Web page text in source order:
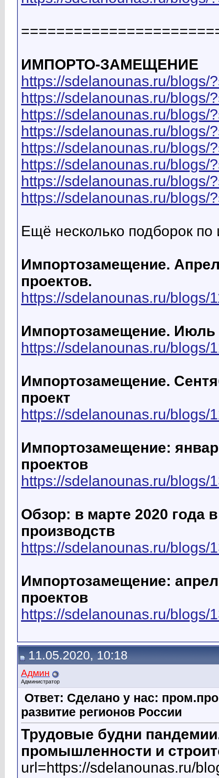
ИМПОРТО-ЗАМЕЩЕНИЕ
https://sdelanounas.ru/blogs/
https://sdelanounas.ru/blogs/
https://sdelanounas.ru/blogs/
https://sdelanounas.ru/blogs/
https://sdelanounas.ru/blogs/
https://sdelanounas.ru/blogs/
https://sdelanounas.ru/blogs/
https://sdelanounas.ru/blogs/
Ещё несколько подборок
Импортозамещение.
проектов.
https://sdelanounas.ru/blogs/
Импортозамещение. Июль
https://sdelanounas.ru/blogs/
Импортозамещение.
проект
https://sdelanounas.ru/blogs/
Импортозамещение:
проектов
https://sdelanounas.ru/blogs/
Обзор: в марте 2020 года
производств
https://sdelanounas.ru/blogs/
Импортозамещение:
проектов
https://sdelanounas.ru/blogs/
11.05.2020, 10:18
Админ
Администратор
Ответ: Сделано у нас:
развитие регионов России
Трудовые будни
промышленности и
url=https://sdelanounas.ru/